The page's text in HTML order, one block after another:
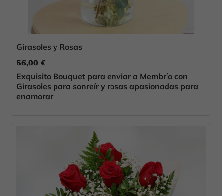
Girasoles y Rosas
56,00 €
Exquisito Bouquet para enviar a Membrío con
Girasoles para sonreír y rosas apasionadas para
enamorar